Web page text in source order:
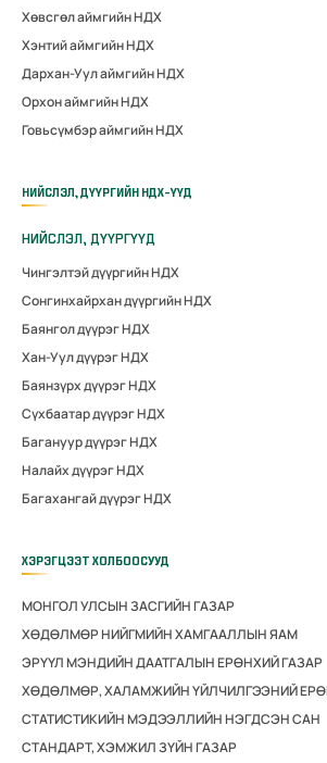
Хөвсгөл аймгийн НДХ
Хэнтий аймгийн НДХ
Дархан-Уул аймгийн НДХ
Орхон аймгийн НДХ
Говьсүмбэр аймгийн НДХ
НИЙСЛЭЛ, ДҮҮРГИЙН НДХ-ҮҮД
НИЙСЛЭЛ, ДҮҮРГҮҮД
Чингэлтэй дүүргийн НДХ
Сонгинхайрхан дүүргийн НДХ
Баянгол дүүрэг НДХ
Хан-Уул дүүрэг НДХ
Баянзүрх дүүрэг НДХ
Сүхбаатар дүүрэг НДХ
Багануур дүүрэг НДХ
Налайх дүүрэг НДХ
Багахангай дүүрэг НДХ
ХЭРЭГЦЭЭТ ХОЛБООСУУД
МОНГОЛ УЛСЫН ЗАСГИЙН ГАЗАР
ХӨДӨЛМӨР НИЙГМИЙН ХАМГААЛЛЫН ЯАМ
ЭРҮҮЛ МЭНДИЙН ДААТГАЛЫН ЕРӨНХИЙ ГАЗАР
ХӨДӨЛМӨР, ХАЛАМЖИЙН ҮЙЛЧИЛГЭЭНИЙ
СТАТИСТИКИЙН МЭДЭЭЛЛИЙН НЭГДСЭН САН
СТАНДАРТ, ХЭМЖИЛ ЗҮЙН ГАЗАР